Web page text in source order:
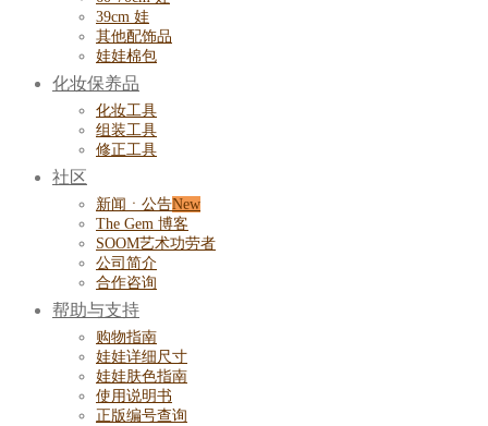
39cm 娃
其他配饰品
娃娃棉包
化妆保养品
化妆工具
组装工具
修正工具
社区
新闻ㆍ公告
The Gem 博客
SOOM艺术功劳者
公司简介
合作咨询
帮助与支持
购物指南
娃娃详细尺寸
娃娃肤色指南
使用说明书
正版编号查询